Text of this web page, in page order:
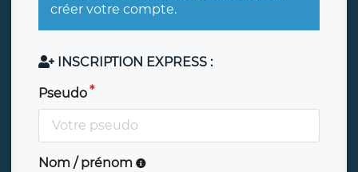
créer votre compte.
INSCRIPTION EXPRESS :
Pseudo
Nom / prénom